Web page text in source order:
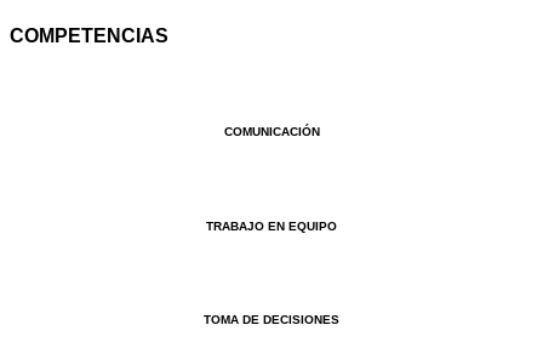
COMPETENCIAS
COMUNICACIÓN
TRABAJO EN EQUIPO
TOMA DE DECISIONES